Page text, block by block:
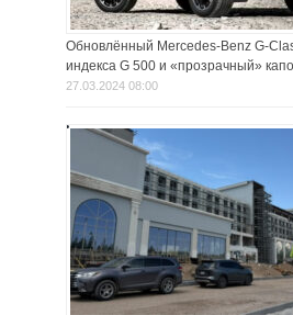
Обновлённый Mercedes-Benz G-
индекса G 500 и «прозрачный»
27.03.2024 08:00